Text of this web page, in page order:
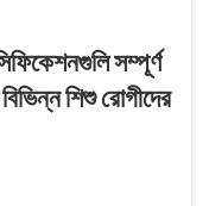
সম্পূর্ণ
শিশু রোগীদের